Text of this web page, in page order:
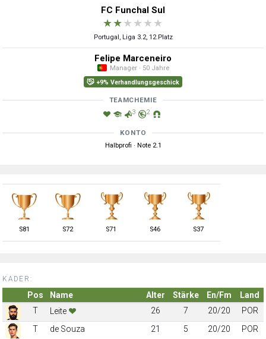
FC Funchal Sul
★★★ ★ ★ ★
Portugal, Liga 3.2, 12.Platz
Felipe Marceneiro
Manager · 50 Jahre
+9% Verhandlungsgeschick
TEAMCHEMIE
3 2
KONTO
Halbprofi · Note 2.1
S81 S72 S71 S46 S37
KADER:
Pos Name Alter Stärke En/Fm
Land
T
Leite 26 7 20/20
POR
T
de Souza 21 5 20/20
POR